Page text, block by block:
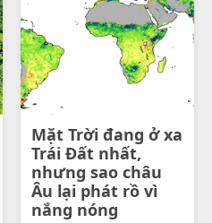
Mặt Trời đang ở xa
Trái Đất nhất,
nhưng sao châu
Âu lại phát rồ vì
nắng nóng